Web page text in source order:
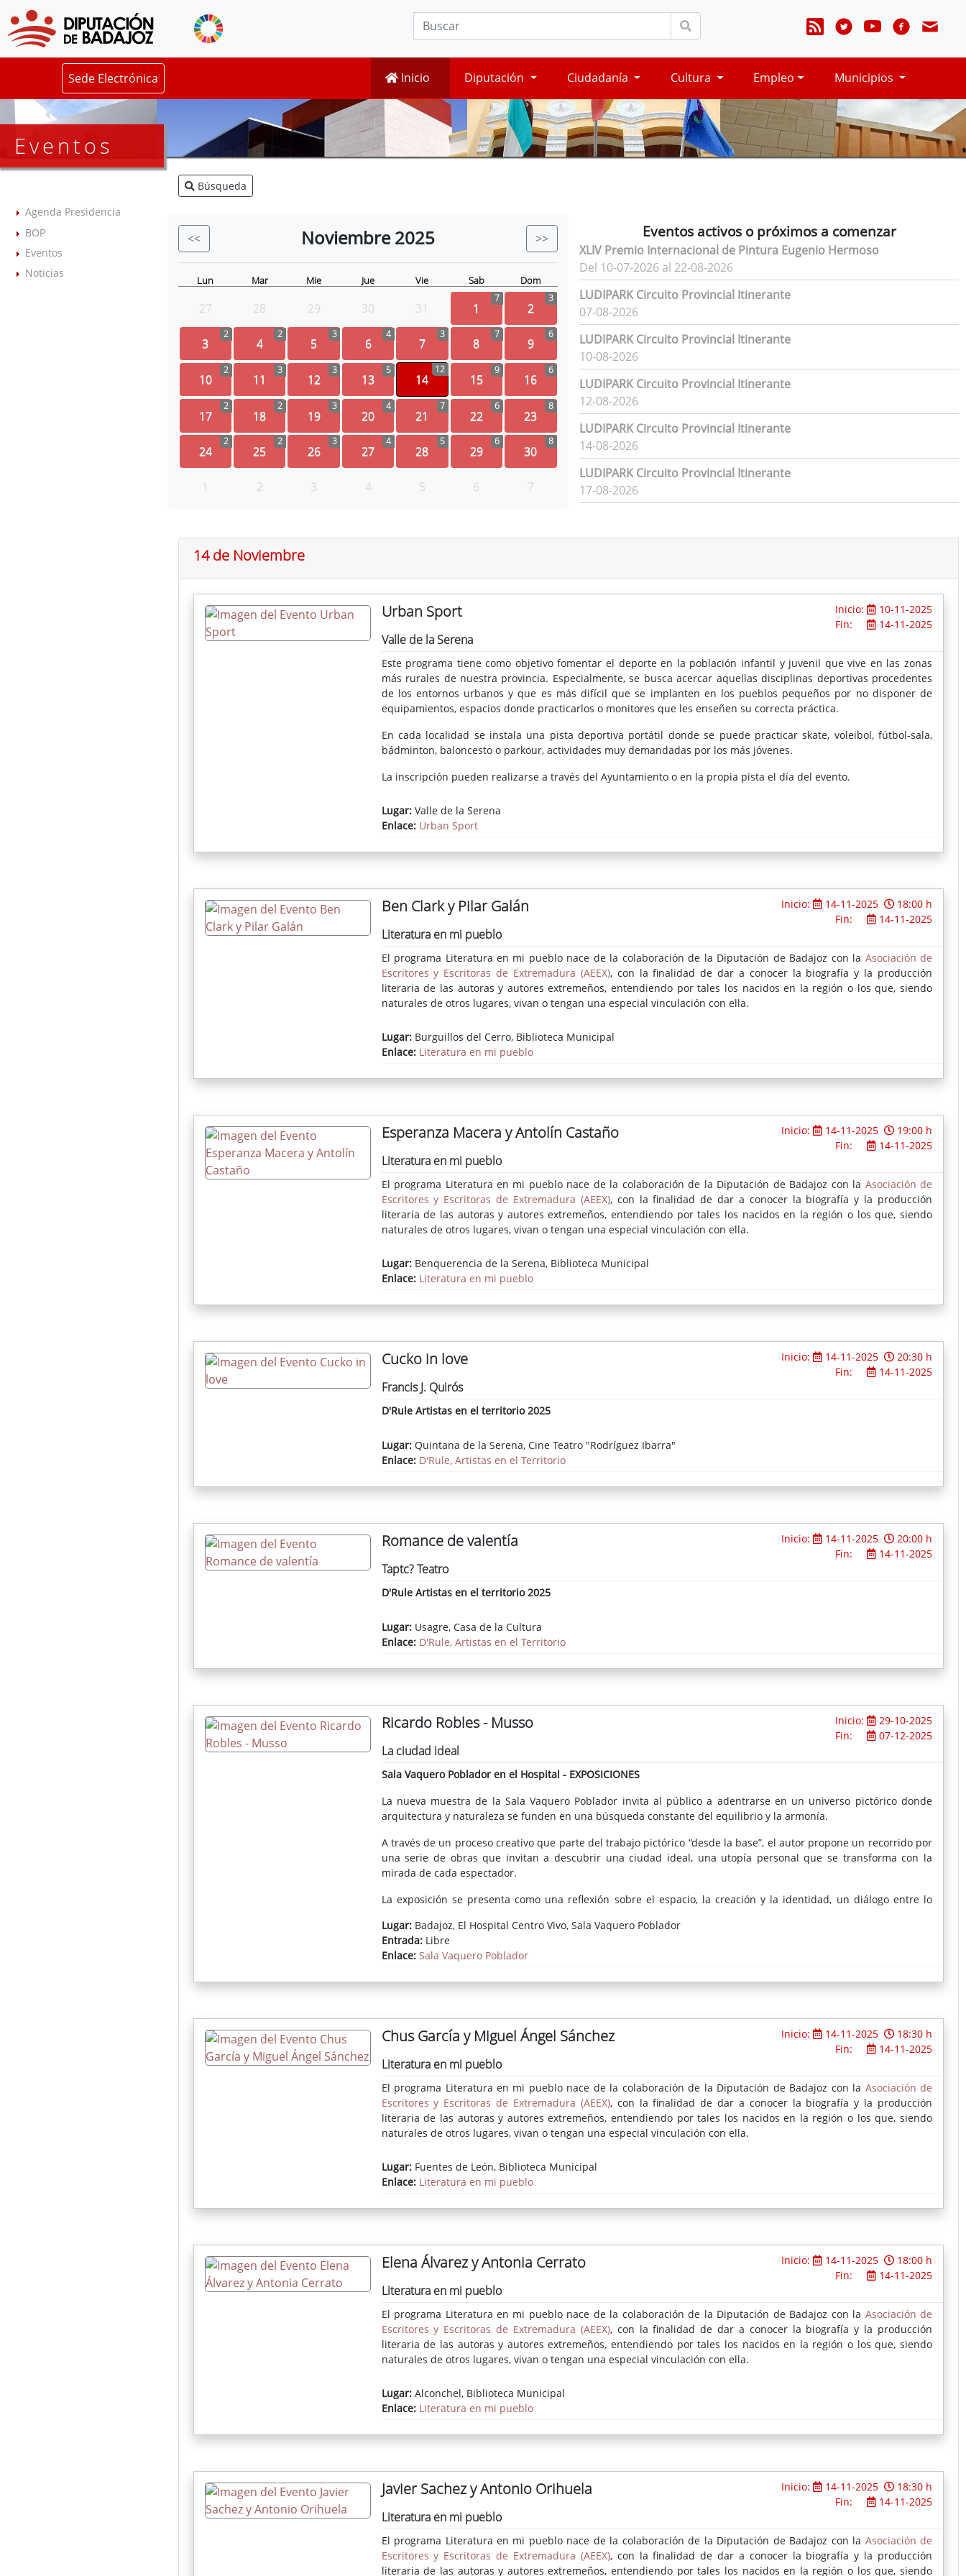
Sede Electrónica Inicio Diputación Ciudadanía Cultura Empleo Municipios
Eventos
Agenda Presidencia
BOP
Eventos
Noticias
Búsqueda
<< Noviembre 2025 >>
Lun Mar Mie Jue Vie Sab Dom
27 28 29 30 31 1
7
2
3
3
2
4
2
5
3
6
4
7
3
8
7
9
6
10
2
11
3
12
3
13
5
14
12
15
9
16
6
17
2
18
2
19
3
20
4
21
7
22
6
23
8
24
2
25
2
26
3
27
4
28
5
29
6
30
8
1 2 3 4 5 6 7
Eventos activos o próximos a comenzar
XLIV Premio Internacional de Pintura Eugenio Hermoso
Del 10-07-2026 al 22-08-2026
LUDIPARK Circuito Provincial Itinerante
07-08-2026
LUDIPARK Circuito Provincial Itinerante
10-08-2026
LUDIPARK Circuito Provincial Itinerante
12-08-2026
LUDIPARK Circuito Provincial Itinerante
14-08-2026
LUDIPARK Circuito Provincial Itinerante
17-08-2026
14 de Noviembre
Urban Sport Inicio:
10-11-2025
Fin:
14-11-2025
Valle de la Serena
Este programa tiene como objetivo fomentar el deporte en la población infantil y juvenil que vive en las zonas
más rurales de nuestra provincia. Especialmente, se busca acercar aquellas disciplinas deportivas procedentes
de los entornos urbanos y que es más difícil que se implanten en los pueblos pequeños por no disponer de
equipamientos, espacios donde practicarlos o monitores que les enseñen su correcta práctica.
En cada localidad se instala una pista deportiva portátil donde se puede practicar skate, voleibol, fútbol-sala,
bádminton, baloncesto o parkour, actividades muy demandadas por los más jóvenes.
La inscripción pueden realizarse a través del Ayuntamiento o en la propia pista el día del evento.
Lugar:Valle de la Serena
Enlace: Urban Sport
Ben Clark y Pilar Galán Inicio: 14-11-2025
18:00 h
Fin:
14-11-2025
Literatura en mi pueblo
El programa Literatura en mi pueblo nace de la colaboración de la Diputación de Badajoz con la Asociación de
Escritores y Escritoras de Extremadura (AEEX), con la finalidad de dar a conocer la biografía y la producción
literaria de las autoras y autores extremeños, entendiendo por tales los nacidos en la región o los que, siendo
naturales de otros lugares, vivan o tengan una especial vinculación con ella.
Lugar:Burguillos del Cerro, Biblioteca Municipal
Enlace: Literatura en mi pueblo
Esperanza Macera y Antolín Castaño Inicio: 14-11-2025
19:00 h
Fin:
14-11-2025
Literatura en mi pueblo
El programa Literatura en mi pueblo nace de la colaboración de la Diputación de Badajoz con la Asociación de
Escritores y Escritoras de Extremadura (AEEX), con la finalidad de dar a conocer la biografía y la producción
literaria de las autoras y autores extremeños, entendiendo por tales los nacidos en la región o los que, siendo
naturales de otros lugares, vivan o tengan una especial vinculación con ella.
Lugar:Benquerencia de la Serena, Biblioteca Municipal
Enlace: Literatura en mi pueblo
Cucko in love Inicio: 14-11-2025
20:30 h
Fin:
14-11-2025
Francis J. Quirós
D'Rule Artistas en el territorio 2025
Lugar:Quintana de la Serena, Cine Teatro "Rodríguez Ibarra"
Enlace: D'Rule, Artistas en el Territorio
Romance de valentía Inicio: 14-11-2025
20:00 h
Fin:
14-11-2025
Taptc? Teatro
D'Rule Artistas en el territorio 2025
Lugar:Usagre, Casa de la Cultura
Enlace: D'Rule, Artistas en el Territorio
Ricardo Robles - Musso Inicio:
29-10-2025
Fin:
07-12-2025
La ciudad ideal
Sala Vaquero Poblador en el Hospital - EXPOSICIONES
La nueva muestra de la Sala Vaquero Poblador invita al público a adentrarse en un universo pictórico donde
arquitectura y naturaleza se funden en una búsqueda constante del equilibrio y la armonía.
A través de un proceso creativo que parte del trabajo pictórico “desde la base”, el autor propone un recorrido por
una serie de obras que invitan a descubrir una ciudad ideal, una utopía personal que se transforma con la
mirada de cada espectador.
La exposición se presenta como una reflexión sobre el espacio, la creación y la identidad, un diálogo entre lo
Lugar:Badajoz, El Hospital Centro Vivo, Sala Vaquero Poblador
Entrada:Libre
Enlace: Sala Vaquero Poblador
Chus García y Miguel Ángel Sánchez Inicio: 14-11-2025
18:30 h
Fin:
14-11-2025
Literatura en mi pueblo
El programa Literatura en mi pueblo nace de la colaboración de la Diputación de Badajoz con la Asociación de
Escritores y Escritoras de Extremadura (AEEX), con la finalidad de dar a conocer la biografía y la producción
literaria de las autoras y autores extremeños, entendiendo por tales los nacidos en la región o los que, siendo
naturales de otros lugares, vivan o tengan una especial vinculación con ella.
Lugar:Fuentes de León, Biblioteca Municipal
Enlace: Literatura en mi pueblo
Elena Álvarez y Antonia Cerrato Inicio: 14-11-2025
18:00 h
Fin:
14-11-2025
Literatura en mi pueblo
El programa Literatura en mi pueblo nace de la colaboración de la Diputación de Badajoz con la Asociación de
Escritores y Escritoras de Extremadura (AEEX), con la finalidad de dar a conocer la biografía y la producción
literaria de las autoras y autores extremeños, entendiendo por tales los nacidos en la región o los que, siendo
naturales de otros lugares, vivan o tengan una especial vinculación con ella.
Lugar:Alconchel, Biblioteca Municipal
Enlace: Literatura en mi pueblo
Javier Sachez y Antonio Orihuela Inicio: 14-11-2025
18:30 h
Fin:
14-11-2025
Literatura en mi pueblo
El programa Literatura en mi pueblo nace de la colaboración de la Diputación de Badajoz con la Asociación de
Escritores y Escritoras de Extremadura (AEEX), con la finalidad de dar a conocer la biografía y la producción
literaria de las autoras y autores extremeños, entendiendo por tales los nacidos en la región o los que, siendo